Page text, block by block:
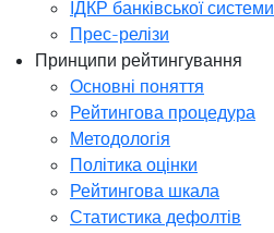
ІДКР банківської системи
Прес-релізи
Принципи рейтингування
Основні поняття
Рейтингова процедура
Методологія
Політика оцінки
Рейтингова шкала
Статистика дефолтів